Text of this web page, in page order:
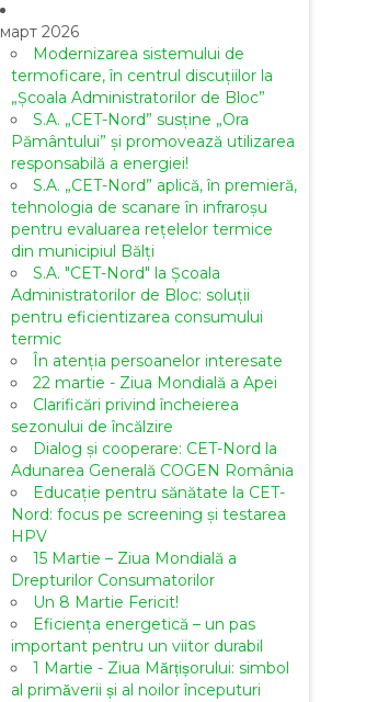
март 2026
Modernizarea sistemului de
termoficare, în centrul discuțiilor la
„Școala Administratorilor de Bloc”
S.A. „CET-Nord” susține „Ora
Pământului” și promovează utilizarea
responsabilă a energiei!
S.A. „CET-Nord” aplică, în premieră,
tehnologia de scanare în infraroșu
pentru evaluarea rețelelor termice
din municipiul Bălți
S.A. "CET-Nord" la Școala
Administratorilor de Bloc: soluții
pentru eficientizarea consumului
termic
În atenția persoanelor interesate
22 martie - Ziua Mondială a Apei
Clarificări privind încheierea
sezonului de încălzire
Dialog și cooperare: CET-Nord la
Adunarea Generală COGEN România
Educație pentru sănătate la CET-
Nord: focus pe screening și testarea
HPV
15 Martie – Ziua Mondială a
Drepturilor Consumatorilor
Un 8 Martie Fericit!
Eficiența energetică – un pas
important pentru un viitor durabil
1 Martie - Ziua Mărțișorului: simbol
al primăverii și al noilor începuturi